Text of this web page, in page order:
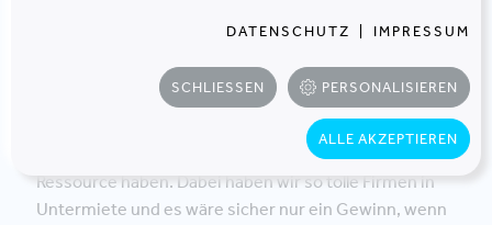
. Unsere Dachterrasse haben wir bisher
exklusiv für Meetings und Pausen bei Schönwetter
genutzt, vereinzelt auch für Kund:innenevents. Oft ist
da aber niemand. Wir haben nie wirklich darüber
nachgedacht, was wir da für eine wertvolle soziale
Ressource haben. Dabei haben wir so tolle Firmen in
Untermiete und es wäre sicher nur ein Gewinn, wenn
DATENSCHUTZ IMPRESSUM
SCHLIESSEN PERSONALISIEREN
ALLE AKZEPTIEREN